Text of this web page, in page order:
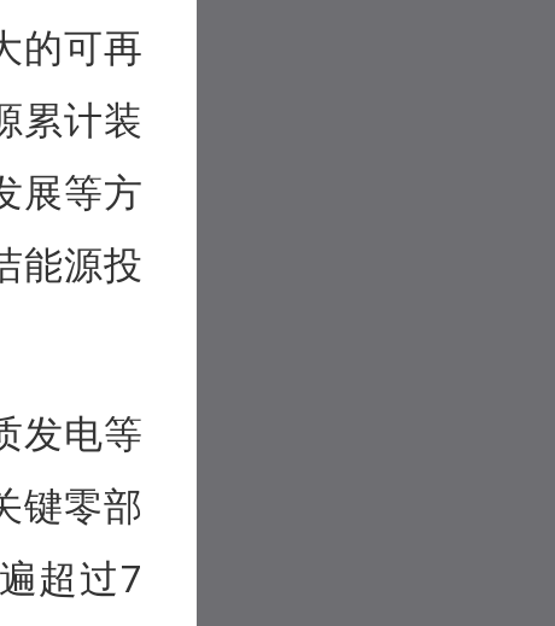
的可再
累计装
展等方
能源投
发电等
键零部
超过7